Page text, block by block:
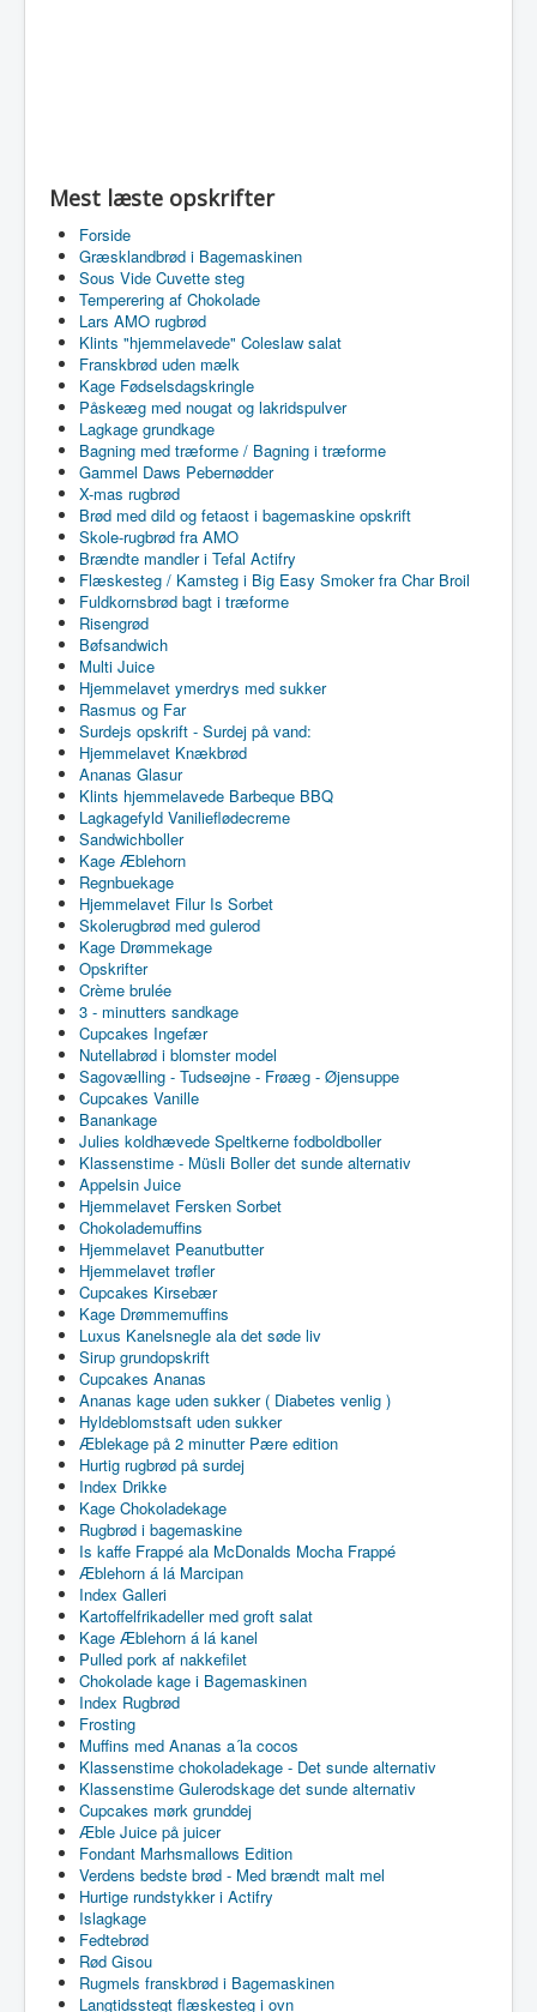
Mest læste opskrifter
Forside
Græsklandbrød i Bagemaskinen
Sous Vide Cuvette steg
Temperering af Chokolade
Lars AMO rugbrød
Klints "hjemmelavede" Coleslaw salat
Franskbrød uden mælk
Kage Fødselsdagskringle
Påskeæg med nougat og lakridspulver
Lagkage grundkage
Bagning med træforme / Bagning i træforme
Gammel Daws Pebernødder
X-mas rugbrød
Brød med dild og fetaost i bagemaskine opskrift
Skole-rugbrød fra AMO
Brændte mandler i Tefal Actifry
Flæskesteg / Kamsteg i Big Easy Smoker fra Char Broil
Fuldkornsbrød bagt i træforme
Risengrød
Bøfsandwich
Multi Juice
Hjemmelavet ymerdrys med sukker
Rasmus og Far
Surdejs opskrift - Surdej på vand:
Hjemmelavet Knækbrød
Ananas Glasur
Klints hjemmelavede Barbeque BBQ
Lagkagefyld Vanilieflødecreme
Sandwichboller
Kage Æblehorn
Regnbuekage
Hjemmelavet Filur Is Sorbet
Skolerugbrød med gulerod
Kage Drømmekage
Opskrifter
Crème brulée
3 - minutters sandkage
Cupcakes Ingefær
Nutellabrød i blomster model
Sagovælling - Tudseøjne - Frøæg - Øjensuppe
Cupcakes Vanille
Banankage
Julies koldhævede Speltkerne fodboldboller
Klassenstime - Müsli Boller det sunde alternativ
Appelsin Juice
Hjemmelavet Fersken Sorbet
Chokolademuffins
Hjemmelavet Peanutbutter
Hjemmelavet trøfler
Cupcakes Kirsebær
Kage Drømmemuffins
Luxus Kanelsnegle ala det søde liv
Sirup grundopskrift
Cupcakes Ananas
Ananas kage uden sukker ( Diabetes venlig )
Hyldeblomstsaft uden sukker
Æblekage på 2 minutter Pære edition
Hurtig rugbrød på surdej
Index Drikke
Kage Chokoladekage
Rugbrød i bagemaskine
Is kaffe Frappé ala McDonalds Mocha Frappé
Æblehorn á lá Marcipan
Index Galleri
Kartoffelfrikadeller med groft salat
Kage Æblehorn á lá kanel
Pulled pork af nakkefilet
Chokolade kage i Bagemaskinen
Index Rugbrød
Frosting
Muffins med Ananas a´la cocos
Klassenstime chokoladekage - Det sunde alternativ
Klassenstime Gulerodskage det sunde alternativ
Cupcakes mørk grunddej
Æble Juice på juicer
Fondant Marhsmallows Edition
Verdens bedste brød - Med brændt malt mel
Hurtige rundstykker i Actifry
Islagkage
Fedtebrød
Rød Gisou
Rugmels franskbrød i Bagemaskinen
Langtidsstegt flæskesteg i ovn